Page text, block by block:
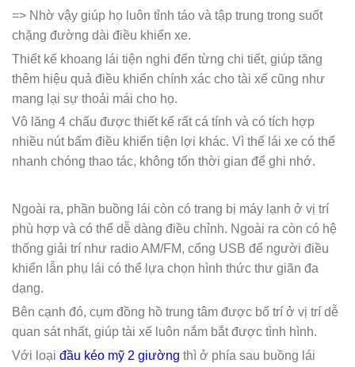
=> Nhờ vậy giúp họ luôn tỉnh táo và tập trung trong suốt
chặng đường dài điều khiển xe.
Thiết kế khoang lái tiện nghi đến từng chi tiết, giúp tăng
thêm hiệu quả điều khiển chính xác cho tài xế cũng như
mang lại sự thoải mái cho họ.
Vô lăng 4 chấu được thiết kế rất cá tính và có tích hợp
nhiều nút bấm điều khiển tiện lợi khác. Vì thế lái xe có thể
nhanh chóng thao tác, không tốn thời gian để ghi nhớ.
Ngoài ra, phần buồng lái còn có trang bị máy lạnh ở vị trí
phù hợp và có thể dễ dàng điều chỉnh. Ngoài ra còn có hệ
thống giải trí như radio AM/FM, cổng USB để người điều
khiển lẫn phụ lái có thể lựa chọn hình thức thư giãn đa
dạng.
Bên cạnh đó, cụm đồng hồ trung tâm được bố trí ở vị trí dễ
quan sát nhất, giúp tài xế luôn nắm bắt được tình hình.
Với loại đầu kéo mỹ 2 giường thì ở phía sau buồng lái